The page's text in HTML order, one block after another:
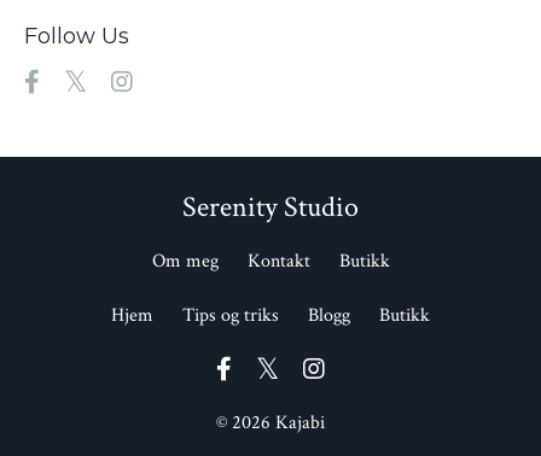
Follow Us
Serenity Studio
Om meg Kontakt Butikk
Hjem Tips og triks Blogg Butikk
© 2026 Kajabi